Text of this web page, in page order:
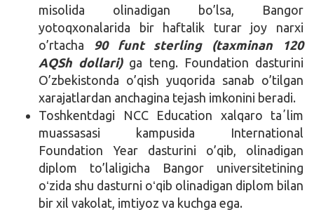
misolida olinadigan bo’lsa, Bangor
yotoqxonalarida bir haftalik turar joy narxi
o’rtacha
90 funt sterling (taxminan 120
AQSh dollari)ga teng. Foundation dasturini
O’zbekistonda o’qish yuqorida sanab o’tilgan
xarajatlardan anchagina tejash imkonini beradi.
Toshkentdagi NCC Education xalqaro taʼlim
muassasasi kampusida International
Foundation Year dasturini o’qib, olinadigan
diplom to’laligicha Bangor universitetining
oʻzida shu dasturni oʻqib olinadigan diplom bilan
bir xil vakolat, imtiyoz va kuchga ega.